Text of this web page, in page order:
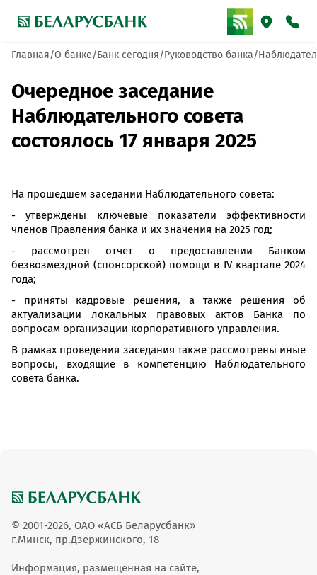
Главная О банке Банк сегодня Руководство банка
Очередное заседание
Наблюдательного совета
состоялось 17 января 2025
На прошедшем заседании Наблюдательного совета:
- утверждены ключевые показатели эффективности
членов Правления банка и их значения на 2025 год;
- рассмотрен отчет о предоставлении Банком
безвозмездной (спонсорской) помощи в IV квартале 2024
года;
- приняты кадровые решения, а также решения об
актуализации локальных правовых актов Банка по
вопросам организации корпоративного управления.
В рамках проведения заседания также рассмотрены иные
вопросы, входящие в компетенцию Наблюдательного
совета банка.
© 2001-2026, ОАО «АСБ Беларусбанк»
г.Минск, пр.Дзержинского, 18
Информация, размещенная на сайте,